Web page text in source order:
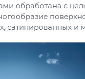
обработана с
сатинированных и